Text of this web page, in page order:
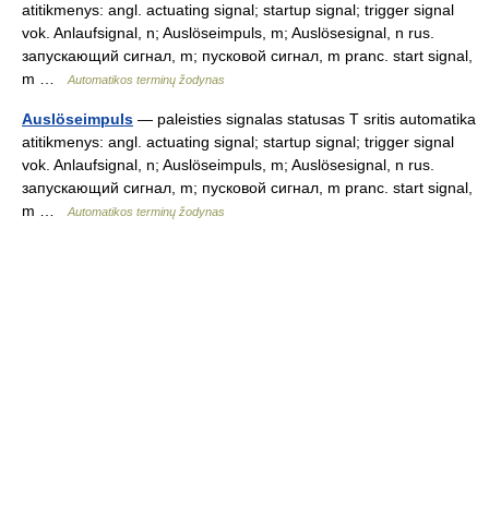
atitikmenys: angl. actuating signal; startup signal; trigger signal
vok. Anlaufsignal, n; Auslöseimpuls, m; Auslösesignal, n rus.
запускающий сигнал, m; пусковой сигнал, m pranc. start signal,
m …
Automatikos terminų žodynas
Auslöseimpuls — paleisties signalas statusas T sritis automatika
atitikmenys: angl. actuating signal; startup signal; trigger signal
vok. Anlaufsignal, n; Auslöseimpuls, m; Auslösesignal, n rus.
запускающий сигнал, m; пусковой сигнал, m pranc. start signal,
m …
Automatikos terminų žodynas